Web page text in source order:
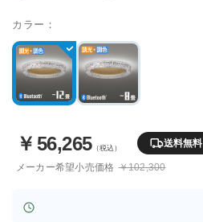
カラー：
￥ 56,265（税込） 送料無料
メーカー希望小売価格 ￥102,300